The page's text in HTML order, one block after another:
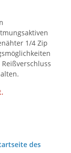
1/4 Zip
des